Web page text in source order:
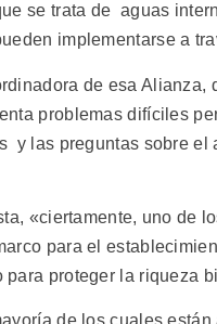
se trata de aguas
implementarse a
de esa
problemas difíciles
y las preguntas sobre
«ciertamente, uno de
para el
para proteger la riqueza